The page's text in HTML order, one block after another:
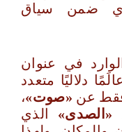
ضمن سياق
في عنوان
دلاليًا متعدد
فقط عن «صوت»،
«الصدى» الذي